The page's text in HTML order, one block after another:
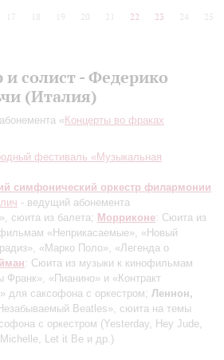
17 18 19 20 21 22 23 24 25
солист - Федерико
(Италия)
« Концерты во фраках
фестиваль «Музыкальная
симфонический оркестр филармонии
- ведущий абонемента
сюита из балета; Морриконе: Сюита из
«Неприкасаемые», «Новый
«Марко Поло», «Легенда о
: Сюита из музыки к кинофильмам
Франк», «Пианино» и «Контракт
для саксофона с оркестром; Леннон,
Beatles», сюита на темы
с оркестром (Yesterday, Hey Jude,
Let it Be и др.)